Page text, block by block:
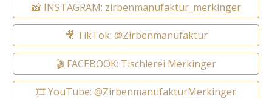
📸 INSTAGRAM: zirbenmanufaktur_merkinger
🎥 TikTok: @Zirbenmanufaktur
🎬 FACEBOOK: Tischlerei Merkinger
🎞️ YouTube: @ZirbenmanufakturMerkinger